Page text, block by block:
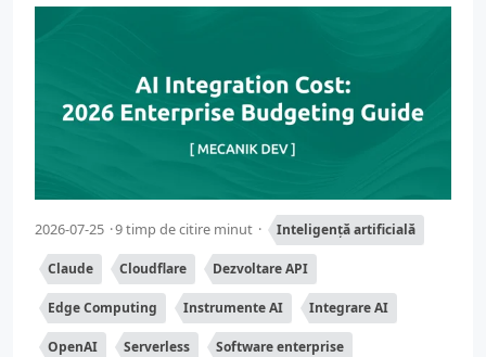
2026-07-25 9 timp de citire minut Inteligență artificială
Claude Cloudflare Dezvoltare API
Edge Computing Instrumente AI Integrare AI
OpenAI Serverless Software enterprise